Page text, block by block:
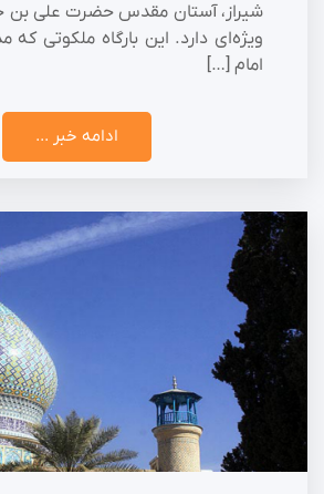
شیراز، آستان مقدس حضرت علی بن
ویژه‌ای دارد. این بارگاه ملکوتی که
امام […]
ادامه خبر ...